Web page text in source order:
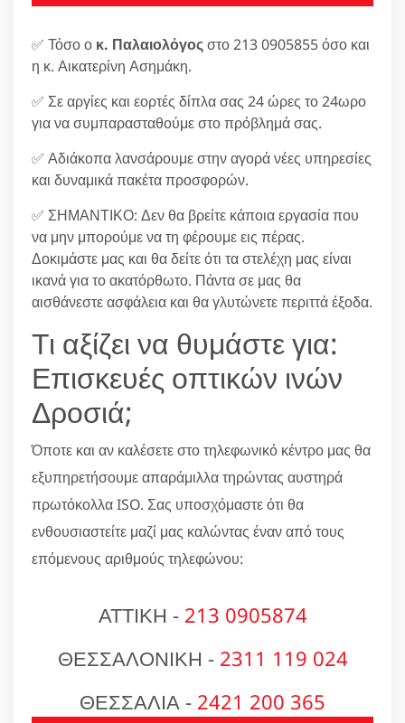
✅ Τόσο ο κ. Παλαιολόγοςστο 213 0905855 όσο και
η κ. Αικατερίνη Ασημάκη.
✅ Σε αργίες και εορτές δίπλα σας 24 ώρες το 24ωρο
για να συμπαρασταθούμε στο πρόβλημά σας.
✅ Αδιάκοπα λανσάρουμε στην αγορά νέες υπηρεσίες
και δυναμικά πακέτα προσφορών.
✅ ΣΗΜΑΝΤΙΚΟ: Δεν θα βρείτε κάποια εργασία που
να μην μπορούμε να τη φέρουμε εις πέρας.
Δοκιμάστε μας και θα δείτε ότι τα στελέχη μας είναι
ικανά για το ακατόρθωτο. Πάντα σε μας θα
αισθάνεστε ασφάλεια και θα γλυτώνετε περιττά έξοδα.
Τι αξίζει να θυμάστε για:
Επισκευές οπτικών ινών
Δροσιά;
Όποτε και αν καλέσετε στο τηλεφωνικό κέντρο μας θα
εξυπηρετήσουμε απαράμιλλα τηρώντας αυστηρά
πρωτόκολλα ISO. Σας υποσχόμαστε ότι θα
ενθουσιαστείτε μαζί μας καλώντας έναν από τους
επόμενους αριθμούς τηλεφώνου:
ΑΤΤΙΚΗ - 213 0905874
ΘΕΣΣΑΛΟΝΙΚΗ - 2311 119 024
ΘΕΣΣΑΛΙΑ - 2421 200 365